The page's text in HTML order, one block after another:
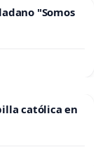
"Somos
católica en